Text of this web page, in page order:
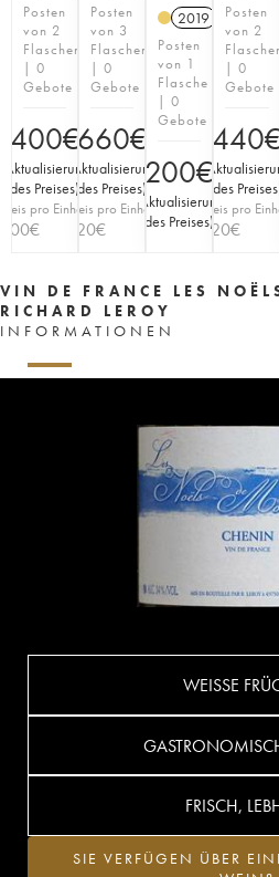
Posten
von 2
Flaschen
| 0
Gebote
400€
Aktualisierung
des Preises)
Preis pro Einheit
200€
Posten
von 3
Flaschen
| 0
Gebote
660€
(Aktualisierung
des Preises)
Preis pro Einheit
220€
2019 AK
Posten
von 1
Flasche
| 0
Gebote
200€
(Aktualisierung
des Preises)
Posten
von 2
Flaschen
| 0
Gebote
440€
(
des Preises)
Preis pro
220€
VIN DE FRANCE LES
RICHARD LEROY
INFORMATIONEN
WEISSE
FRISCH,
SIE VERFÜGEN ÜBER